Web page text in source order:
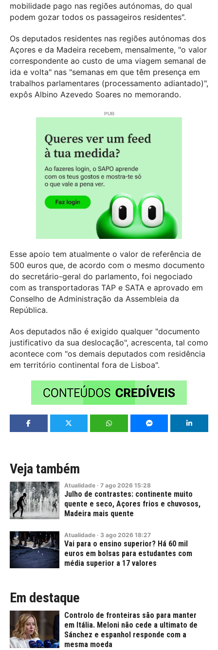
mobilidade pago nas regiões autónomas, do qual
podem gozar todos os passageiros residentes".
Os deputados residentes nas regiões autónomas dos
Açores e da Madeira recebem, mensalmente, "o valor
correspondente ao custo de uma viagem semanal de
ida e volta" nas "semanas em que têm presença em
trabalhos parlamentares (processamento adiantado)",
expôs Albino Azevedo Soares no memorando.
Esse apoio tem atualmente o valor de referência de
500 euros que, de acordo com o mesmo documento
do secretário-geral do parlamento, foi negociado
com as transportadoras TAP e SATA e aprovado em
Conselho de Administração da Assembleia da
República.
Aos deputados não é exigido qualquer "documento
justificativo da sua deslocação", acrescenta, tal como
acontece com "os demais deputados com residência
em território continental fora de Lisboa".
Veja também
Atualidade · 7 ago 2026 15:28
Julho de contrastes: continente muito
quente e seco, Açores frios e chuvosos,
Madeira mais quente
Atualidade · 3 ago 2026 18:27
Vai para o ensino superior? Há 60 mil
euros em bolsas para estudantes com
média superior a 17 valores
Em destaque
Controlo de fronteiras são para manter
em Itália. Meloni não cede a ultimato de
Sánchez e espanhol responde com a
mesma moeda